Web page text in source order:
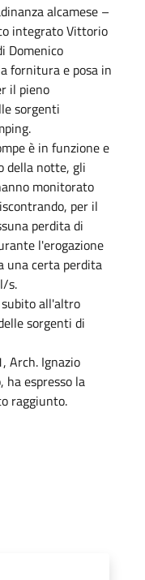
alcamese –
integrato Vittorio
Domenico
fornitura e posa in
il pieno
sorgenti
è in funzione e
della notte, gli
monitorato
per il
perdita di
l'erogazione
una certa perdita
s.
subito all'altro
sorgenti di
Arch. Ignazio
espresso la
raggiunto.